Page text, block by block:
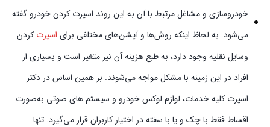
خودروسازی و مشاغل مرتبط با آن به این روند اسپرت کردن خودرو گفته
می‌شود. به لحاظ اینکه روش‌ها و آپشن‌های مختلفی برای اسپرت کردن
وسایل نقلیه وجود دارد، به طبع هزینه آن نیز متغیر است و بسیاری از
افراد در این زمینه با مشکل مواجه می‌شوند. بر همین اساس در دکتر
اسپرت کلیه خدمات، لوازم لوکس خودرو و سیستم‌ های صوتی به‌صورت
اقساط فقط با چک و یا با سفته در اختیار کاربران قرار می‌گیرد. تنها